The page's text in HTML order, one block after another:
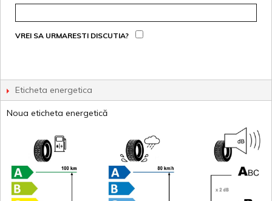
VREI SA URMARESTI DISCUTIA?
Eticheta energetica
Noua eticheta energetică